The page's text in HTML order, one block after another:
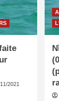
2021